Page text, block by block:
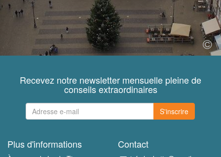
Recevez notre newsletter mensuelle pleine de
conseils extraordinaires
S'inscrire
Plus d'informations Contact